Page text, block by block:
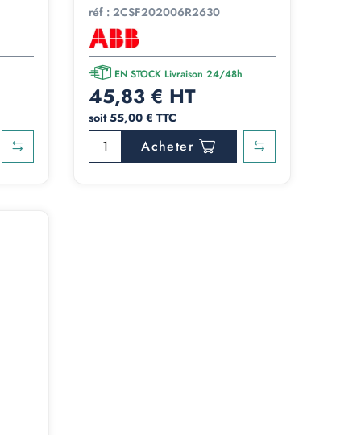
réf : 2CSF202006R2630
EN STOCK Livraison 24/48h
45,83 € HT
soit 55,00 € TTC
Acheter